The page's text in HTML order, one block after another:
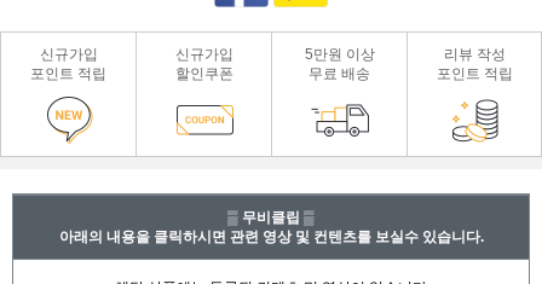
신규가입
포인트 적립
신규가입
할인쿠폰
5만원 이상
무료 배송
리뷰 작성
포인트 적립
▒ 무비클립 ▒
아래의 내용을 클릭하시면 관련 영상 및 컨텐츠를 보실수 있습니다.